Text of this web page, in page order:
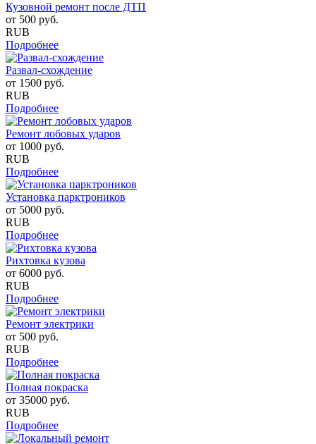
Кузовной ремонт после ДТП
от 500 руб.
RUB
Подробнее
Развал-схождение
от 1500 руб.
RUB
Подробнее
Ремонт лобовых ударов
от 1000 руб.
RUB
Подробнее
Установка парктроников
от 5000 руб.
RUB
Подробнее
Рихтовка кузова
от 6000 руб.
RUB
Подробнее
Ремонт электрики
от 500 руб.
RUB
Подробнее
Полная покраска
от 35000 руб.
RUB
Подробнее